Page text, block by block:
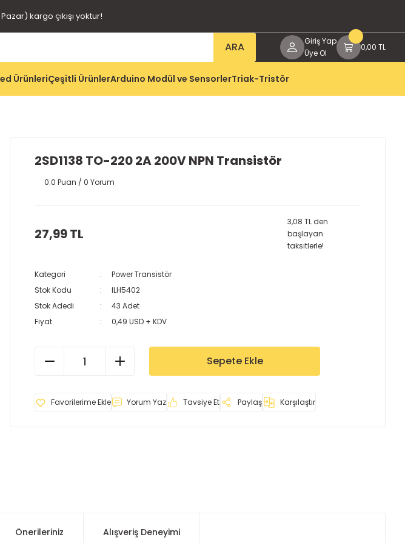
kargo çıkışı yoktur!
ARA
Giriş Yap
Üye Ol
0,00 TL
ÜrünleriÇeşitli ÜrünlerArduino Modül ve SensorlerTriak-Tristör
2SD1138 TO-220 2A 200V NPN Transistör
0.0 Puan / 0 Yorum
27,99 TL
3,08 TL den
başlayan
taksitlerle!
Kategori
Power Transistör
Stok Kodu
ILH5402
Stok Adedi
43 Adet
Fiyat
0,49 USD + KDV
Sepete Ekle
Yorum Yaz Tavsiye Et Paylaş Karşılaştır
Önerileriniz Alışveriş Deneyimi